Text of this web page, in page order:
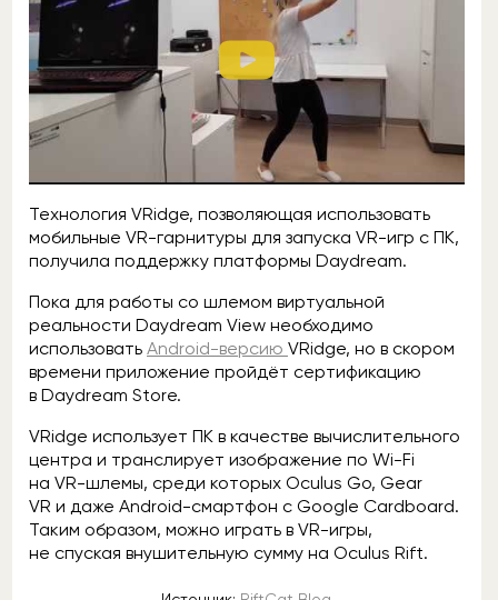
Технология VRidge, позволяющая использовать
мобильные VR-гарнитуры для запуска VR-игр с ПК,
получила поддержку платформы Daydream.
Пока для работы со шлемом виртуальной
реальности Daydream View необходимо
использовать Android-версию VRidge, но в скором
времени приложение пройдёт сертификацию
в Daydream Store.
VRidge использует ПК в качестве вычислительного
центра и транслирует изображение по Wi-Fi
на VR-шлемы, среди которых Oculus Go, Gear
VR и даже Android-смартфон с Google Cardboard.
Таким образом, можно играть в VR-игры,
не спуская внушительную сумму на Oculus Rift.